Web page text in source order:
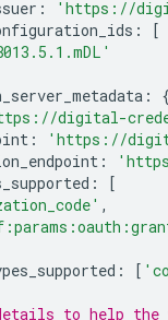
:
'https://
:
[
:
{
digital-
:
'https://
:
:
[
,
: [
to help